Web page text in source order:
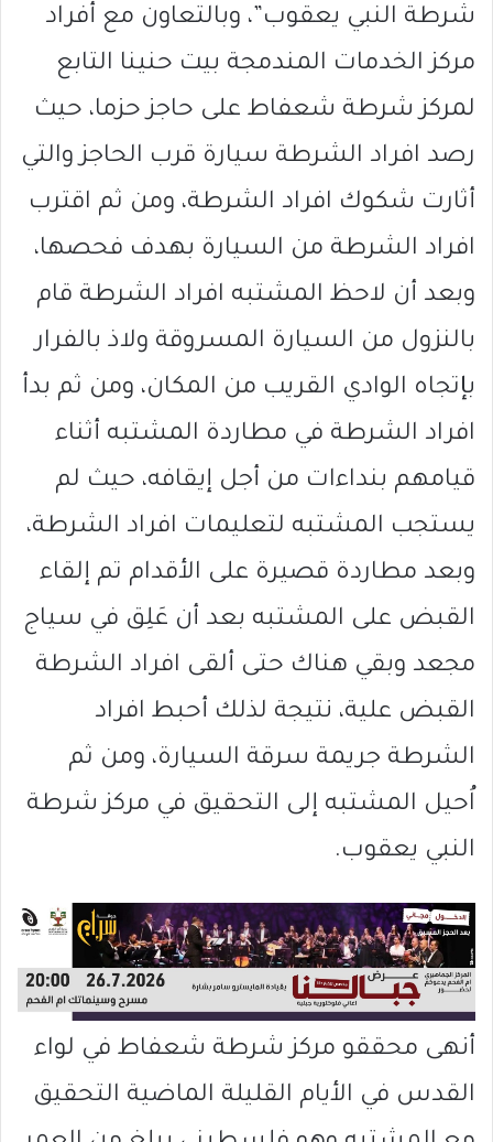
شرطة النبي يعقوب”، وبالتعاون مع أفراد
مركز الخدمات المندمجة بيت حنينا التابع
لمركز شرطة شعفاط على حاجز حزما، حيث
رصد افراد الشرطة سيارة قرب الحاجز والتي
أثارت شكوك افراد الشرطة، ومن ثم اقترب
افراد الشرطة من السيارة بهدف فحصها،
وبعد أن لاحظ المشتبه افراد الشرطة قام
بالنزول من السيارة المسروقة ولاذ بالفرار
بإتجاه الوادي القريب من المكان، ومن ثم بدأ
افراد الشرطة في مطاردة المشتبه أثناء
قيامهم بنداءات من أجل إيقافه، حيث لم
يستجب المشتبه لتعليمات افراد الشرطة،
وبعد مطاردة قصيرة على الأقدام تم إلقاء
القبض على المشتبه بعد أن عَلِق في سياج
مجعد وبقي هناك حتى ألقى افراد الشرطة
القبض علية، نتيجة لذلك أحبط افراد
الشرطة جريمة سرقة السيارة، ومن ثم
اُحيل المشتبه إلى التحقيق في مركز شرطة
النبي يعقوب.
أنهى محققو مركز شرطة شعفاط في لواء
القدس في الأيام القليلة الماضية التحقيق